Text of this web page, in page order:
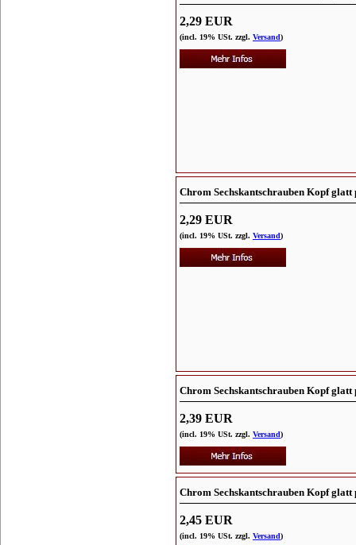
2,29 EUR
(incl. 19% USt. zzgl. Versand)
Chrom Sechskantschrauben Kopf
2,29 EUR
(incl. 19% USt. zzgl. Versand)
Chrom Sechskantschrauben Kopf
2,39 EUR
(incl. 19% USt. zzgl. Versand)
Chrom Sechskantschrauben Kopf
2,45 EUR
(incl. 19% USt. zzgl. Versand)